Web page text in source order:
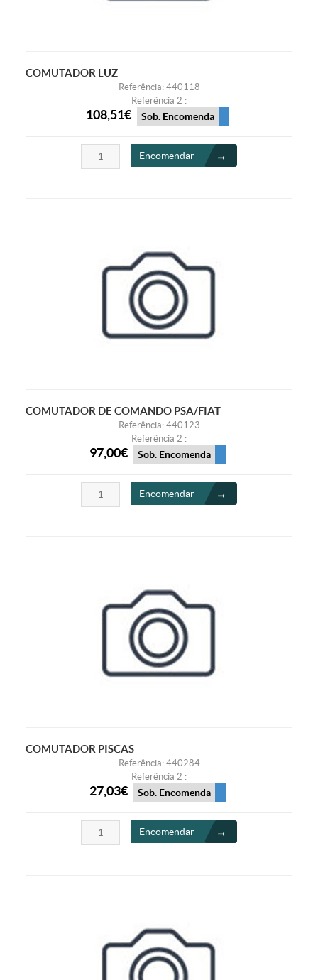
COMUTADOR LUZ
Referência: 440118
Referência 2 :
108,51€ Sob. Encomenda
Encomendar
COMUTADOR DE COMANDO PSA/FIAT
Referência: 440123
Referência 2 :
97,00€ Sob. Encomenda
Encomendar
COMUTADOR PISCAS
Referência: 440284
Referência 2 :
27,03€ Sob. Encomenda
Encomendar